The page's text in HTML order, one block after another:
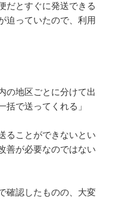
だとすぐに発送できる
迫っていたので、利用
の地区ごとに分けて出
で送ってくれる」
ることができないとい
善が必要なのではない
確認したものの、大変